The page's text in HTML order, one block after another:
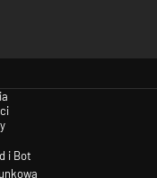
i Bot